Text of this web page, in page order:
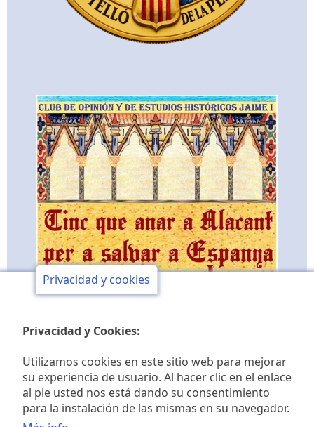
Club de opinión y de
Privacidad y cookies
Privacidad y Cookies:
Utilizamos cookies en este sitio web para mejorar
su experiencia de usuario. Al hacer clic en el enlace
al pie usted nos está dando su consentimiento
para la instalación de las mismas en su navegador.